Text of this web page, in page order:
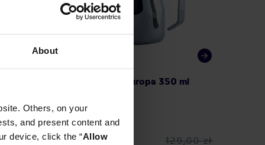
About
Others, on your
and present content and
device, click the “Allow
zł
Motta Dzbanek Europa 350 ml
129,00 zł